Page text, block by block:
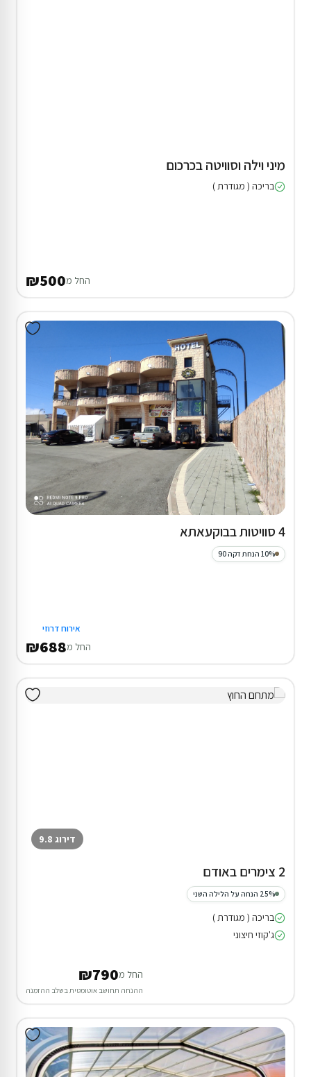
מיני וילה וסוויטה בכרכום
בריכה ( מגודרת )
החל מ₪500
4 סוויטות בבוקעאתא
10% הנחת דקה 90
אירוח דרוזי
החל מ₪688
דירוג 9.8
2 צימרים באודם
25% הנחה על הלילה השני
בריכה ( מגודרת )
ג'קוזי חיצוני
החל מ₪790
ההנחה תחושב אוטומטית בשלב ההזמנה